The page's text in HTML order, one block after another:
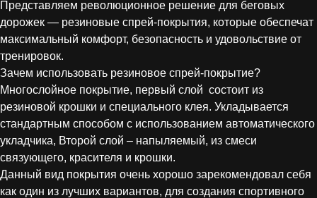
Представляем революционное решение для беговых
дорожек — резиновые спрей-покрытия, которые обеспечат
максимальный комфорт, безопасность и удовольствие от
тренировок.
Зачем использовать резиновое спрей-покрытие?
Многослойное покрытие, первый слой состоит из
резиновой крошки и специального клея. Укладывается
стандартным способом с использованием автоматического
укладчика, Второй слой – напыляемый, из смеси
связующего, красителя и крошки.
Данный вид покрытия очень хорошо зарекомендовал себя
как один из лучших вариантов, для создания спортивного